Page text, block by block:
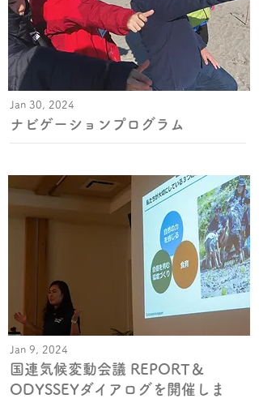
Jan 30, 2024
ナビゲーションプログラム
Jan 9, 2024
国連気候変動会議 REPORT＆
ODYSSEYダイアログを開催しま